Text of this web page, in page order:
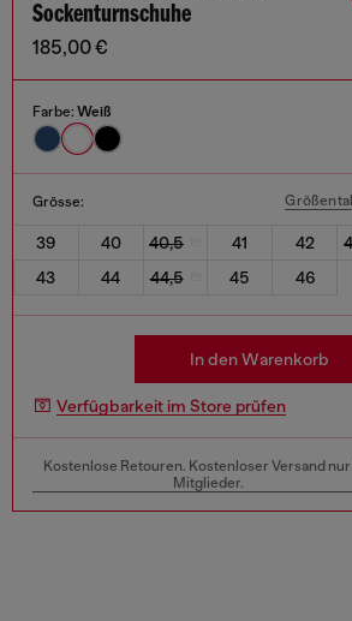
Sockenturnschuhe
185,00 €
Farbe: Weiß
Grösse:
39 40 40,5 41 42
43
44 44,5 45 46
In den Warenkorb
Verfügbarkeit im Store prüfen
Kostenlose Retouren. Kostenloser Versand
Mitglieder.